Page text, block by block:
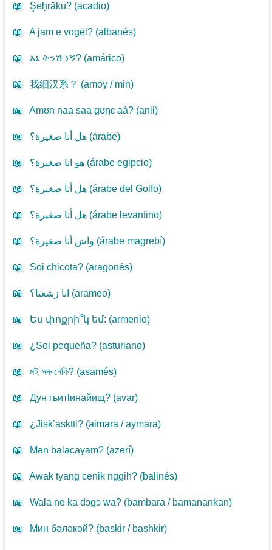
📖 Şeḫrāku? (acadio)
📖 A jam e vogël? (albanés)
📖 እኔ ትንሽ ነኝ? (amárico)
📖 我细汉系？ (amoy / min)
📖 Amʊn naa saa gʊŋɛ aà? (anii)
📖 هل أنا صغيرة؟ (árabe)
📖 هو انا صغيرة؟ (árabe egipcio)
📖 هل أنا صغيرة؟ (árabe del Golfo)
📖 هل أنا صغيرة؟ (árabe levantino)
📖 واش أنا صغيرة؟ (árabe magrebí)
📖 Soi chicota? (aragonés)
📖 انا زشعتا؟ (arameo)
📖 Ես փոքրի՞կ եմ: (armenio)
📖 ¿Soi pequeña? (asturiano)
📖 মই সৰু নেকি? (asamés)
📖 Дун гьитlинайищ? (avar)
📖 ¿Jisk’asktti? (aimara / aymara)
📖 Mən balacayam? (azerí)
📖 Awak tyang cenik nggih? (balinés)
📖 Wala ne ka dɔgɔ wa? (bambara / bamanankan)
📖 Мин бәләкәй? (baskir / bashkir)